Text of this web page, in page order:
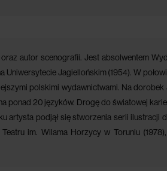
autor scenografii. Jest absolwentem
Jagiellońskim (1954). W
polskimi wydawnictwami. Na dorobek
ponad 20 języków. Drogę do światowej
artysta podjął się stworzenia serii ilustracji
im. Wilama Horzycy w Toruniu